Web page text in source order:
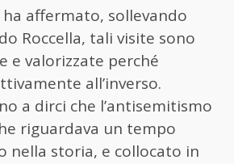
ha affermato, sollevando
Roccella, tali visite sono
e valorizzate perché
all’inverso.
a dirci che l’antisemitismo
riguardava un tempo
nella storia, e collocato in